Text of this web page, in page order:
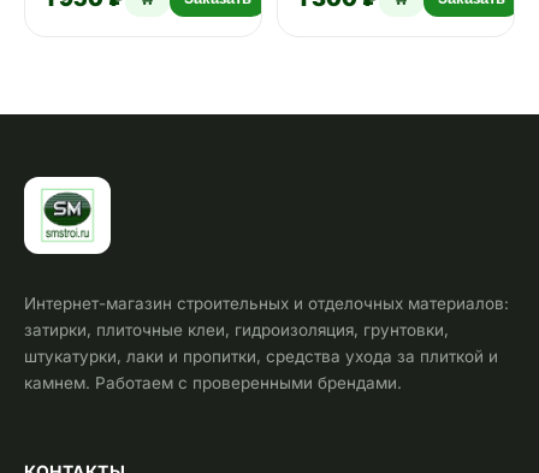
Интернет-магазин строительных и отделочных материалов:
затирки, плиточные клеи, гидроизоляция, грунтовки,
штукатурки, лаки и пропитки, средства ухода за плиткой и
камнем. Работаем с проверенными брендами.